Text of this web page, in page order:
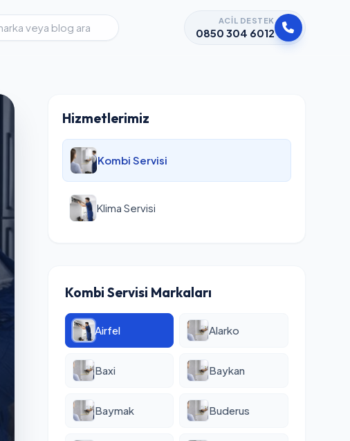
ACIL DESTEK
0850 304 6012
Hizmetlerimiz
Kombi Servisi
Klima Servisi
Kombi Servisi Markaları
Airfel Alarko
Baxi Baykan
Baymak Buderus